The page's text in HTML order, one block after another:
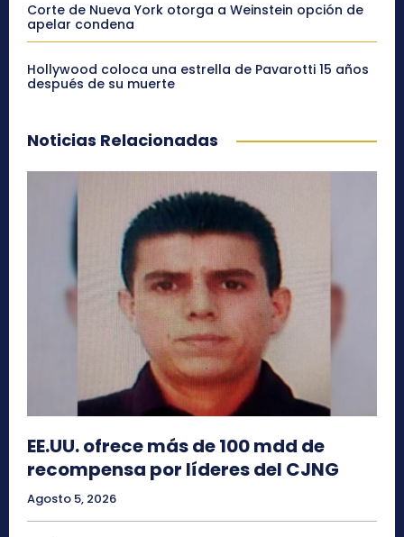
Corte de Nueva York otorga a Weinstein opción de
apelar condena
Hollywood coloca una estrella de Pavarotti 15 años
después de su muerte
Noticias Relacionadas
EE.UU. ofrece más de 100 mdd de
recompensa por líderes del CJNG
Agosto 5, 2026